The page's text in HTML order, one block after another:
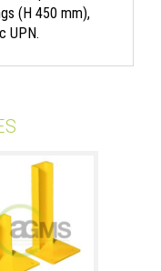
(H 450 mm),
UPN.